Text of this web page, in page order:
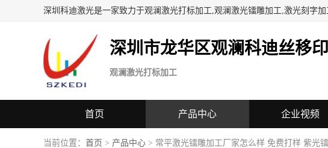
深圳科迪激光是一家致力于观澜激光打标加工,观澜激光镭雕加工,激光刻字
深圳市龙华区观澜科迪丝移
观澜激光打标加工
首页 产品中心 企业视频
当前位置： 首页 > 产品中心 > 常平激光镭雕加工厂家怎么样 免费打样 紫光